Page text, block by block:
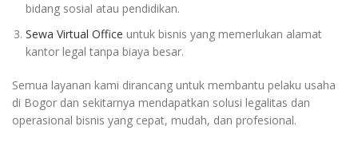
bidang sosial atau pendidikan.
Sewa Virtual Office untuk bisnis yang memerlukan alamat
kantor legal tanpa biaya besar.
Semua layanan kami dirancang untuk membantu pelaku usaha
di Bogor dan sekitarnya mendapatkan solusi legalitas dan
operasional bisnis yang cepat, mudah, dan profesional.